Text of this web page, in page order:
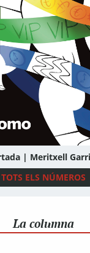
| Meritxell
TOTS ELS NÚMEROS
La columna